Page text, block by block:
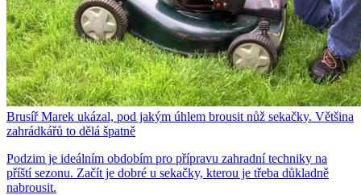
Brusíř Marek ukázal, pod jakým úhlem brousit nůž sekačky. Většina
zahrádkářů to dělá špatně
Podzim je ideálním obdobím pro přípravu zahradní techniky na
příští sezonu. Začít je dobré u sekačky, kterou je třeba důkladně
nabrousit.